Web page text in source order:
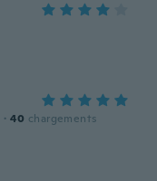
· 40 chargements